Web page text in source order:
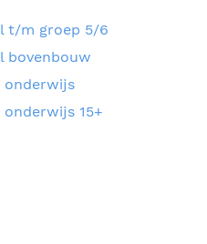
t/m groep 5/6
bovenbouw
onderwijs
15+